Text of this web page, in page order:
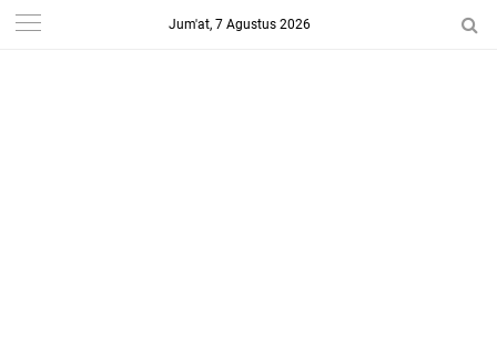
Jum'at, 7 Agustus 2026